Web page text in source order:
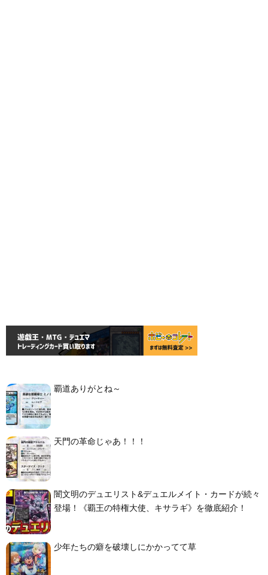
覇道ありがとね～
天門の革命じゃあ！！！
闇文明のデュエリスト&デュエルメイト・カードが続々
登場！《覇王の特権大使、キサラギ》を徹底紹介！
少年たちの癖を破壊しにかかってて草